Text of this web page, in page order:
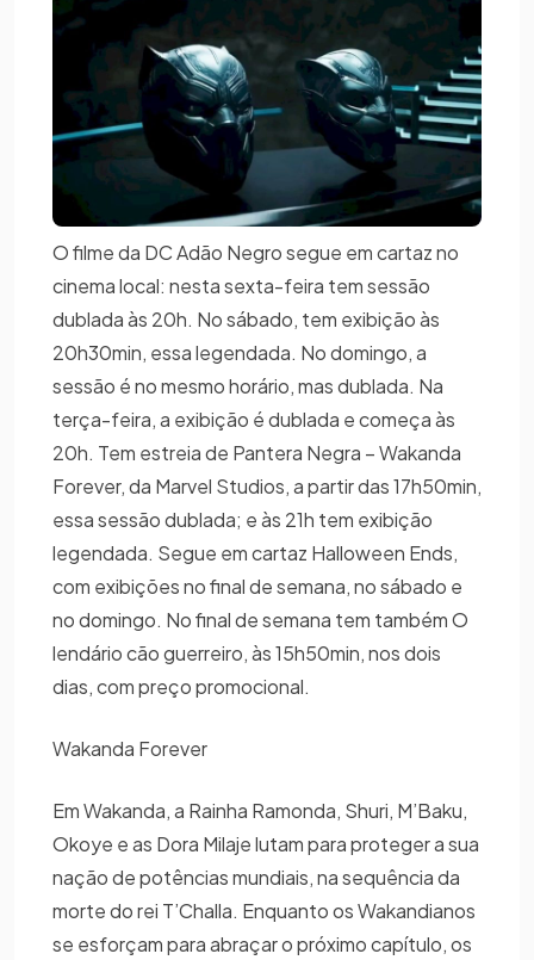
O filme da DC Adão Negro segue em cartaz no
cinema local: nesta sexta-feira tem sessão
dublada às 20h. No sábado, tem exibição às
20h30min, essa legendada. No domingo, a
sessão é no mesmo horário, mas dublada. Na
terça-feira, a exibição é dublada e começa às
20h. Tem estreia de Pantera Negra – Wakanda
Forever, da Marvel Studios, a partir das 17h50min,
essa sessão dublada; e às 21h tem exibição
legendada. Segue em cartaz Halloween Ends,
com exibições no final de semana, no sábado e
no domingo. No final de semana tem também O
lendário cão guerreiro, às 15h50min, nos dois
dias, com preço promocional.
Wakanda Forever
Em Wakanda, a Rainha Ramonda, Shuri, M’Baku,
Okoye e as Dora Milaje lutam para proteger a sua
nação de potências mundiais, na sequência da
morte do rei T’Challa. Enquanto os Wakandianos
se esforçam para abraçar o próximo capítulo, os